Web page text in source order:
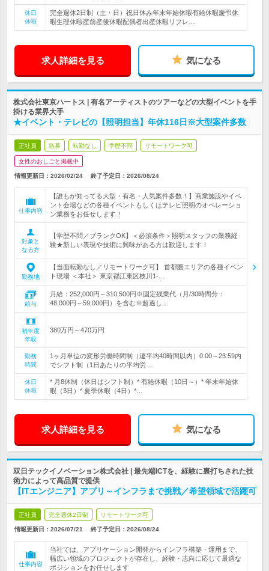
休日
休暇
完全週休2日制（土・日）祝日休み年末年始休暇有給休暇慶弔休
暇生理休暇産前産後休暇配偶者出産休暇リフレ…
求人詳細を見る 気になる
株式会社東京ハートス | 有名アーティストのツアーなどの大型イベントを手
掛ける業界大手
★イベント・テレビの【照明担当】年休116日※大型案件多数
正社員 急募 転勤なし 学歴不問 リモートワーク可
女性のおしごと掲載中
情報更新日：2026/02/24 終了予定日： 2026/08/24
仕事内容
【誰もが知ってる大型・有名・人気案件多数！】商業施設やイベ
ント会場などの各種イベントもしくはテレビ照明のオペレーショ
ン業務をお任せします！
対象と
なる方
【学歴不問／ブランクOK】＜必須条件＞照明スタッフの業務経
験★新しい表現や技術に興味がある方は歓迎します！
勤務地
【当面転勤なし／リモートワーク可】 首都圏エリアの各種イベン
ト現場 ＜本社＞ 東京都江東区枝川1-…
給与
月給：252,000円～310,500円※固定残業代（月/30時間分：
48,000円～59,000円）を含む※超過し…
初年度
年収
380万円～470万円
勤務
時間
1ヶ月単位の変形労働時間制（週平均40時間以内）0:00～23:59内
でシフト制（1日あたりの平均労…
休日
休暇
* 月8休制（休日はシフト制）* 有給休暇（10日～）* 年末年始休
暇（3日）* 夏季休暇（4日）*…
求人詳細を見る 気になる
双日テックイノベーション株式会社 | 最先端ICTを、経験に裏打ちされた技
術力によって高品質で提供
【ITエンジニア】アプリ～インフラまで挑戦／希望領域で活躍可
正社員 完全週休2日制 リモートワーク可
情報更新日：2026/07/21 終了予定日： 2026/08/24
仕事内容
当社では、アプリケーション開発からインフラ構築・運用まで、
幅広い領域のプロジェクトが存在し、経験・志向に応じて最適な
ポジションをお任せします